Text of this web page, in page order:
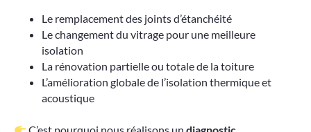
Le remplacement des joints d’étanchéité
Le changement du vitrage pour une meilleure
isolation
La rénovation partielle ou totale de la toiture
L’amélioration globale de l’isolation thermique et
acoustique